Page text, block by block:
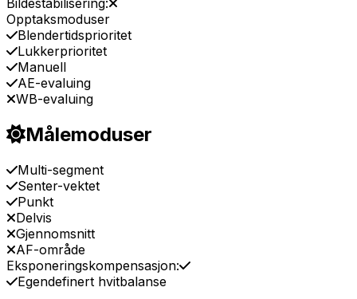
Opptaksmoduser
Blendertidsprioritet
Lukkerprioritet
Manuell
AE-evaluing
WB-evaluing
Målemoduser
Multi-segment
Senter-vektet
Punkt
Delvis
Gjennomsnitt
AF-område
Eksponeringskompensasjon:
Egendefinert hvitbalanse